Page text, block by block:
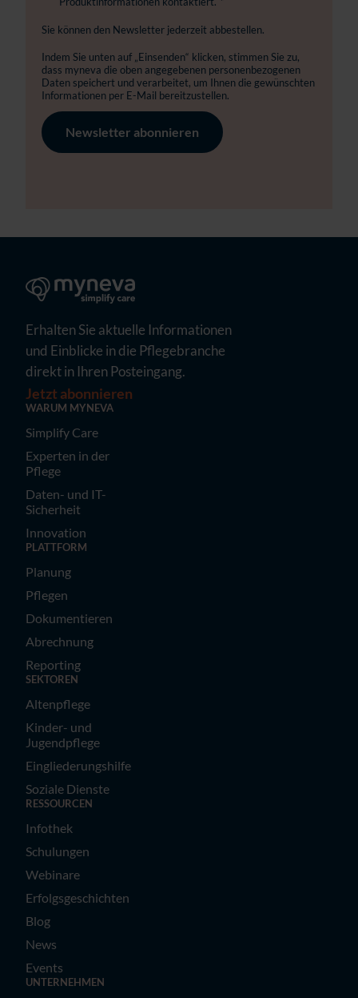
Sie können den Newsletter jederzeit abbestellen.
Indem Sie unten auf „Einsenden“ klicken, stimmen Sie zu,
dass myneva die oben angegebenen personenbezogenen
Daten speichert und verarbeitet, um Ihnen die gewünschten
Informationen per E-Mail bereitzustellen.
Erhalten Sie aktuelle Informationen
und Einblicke in die Pflegebranche
direkt in Ihren Posteingang.
Jetzt abonnieren
WARUM MYNEVA
Simplify Care
Experten in der
Pflege
Daten- und IT-
Sicherheit
Innovation
PLATTFORM
Planung
Pflegen
Dokumentieren
Abrechnung
Reporting
SEKTOREN
Altenpflege
Kinder- und
Jugendpflege
Eingliederungshilfe
Soziale Dienste
RESSOURCEN
Infothek
Schulungen
Webinare
Erfolgsgeschichten
Blog
News
Events
UNTERNEHMEN